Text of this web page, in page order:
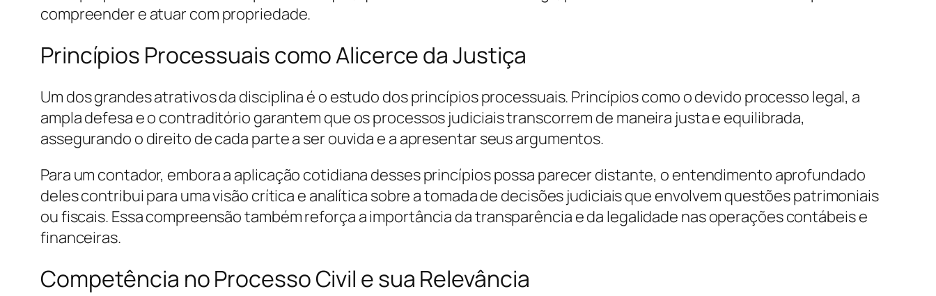
compreender e atuar com propriedade.
Princípios Processuais como Alicerce da Justiça
Um dos grandes atrativos da disciplina é o estudo dos princípios processuais. Princípios como o devido processo legal, a
ampla defesa e o contraditório garantem que os processos judiciais transcorrem de maneira justa e equilibrada,
assegurando o direito de cada parte a ser ouvida e a apresentar seus argumentos.
Para um contador, embora a aplicação cotidiana desses princípios possa parecer distante, o entendimento aprofundado
deles contribui para uma visão crítica e analítica sobre a tomada de decisões judiciais que envolvem questões patrimoniais
ou fiscais. Essa compreensão também reforça a importância da transparência e da legalidade nas operações contábeis e
financeiras.
Competência no Processo Civil e sua Relevância